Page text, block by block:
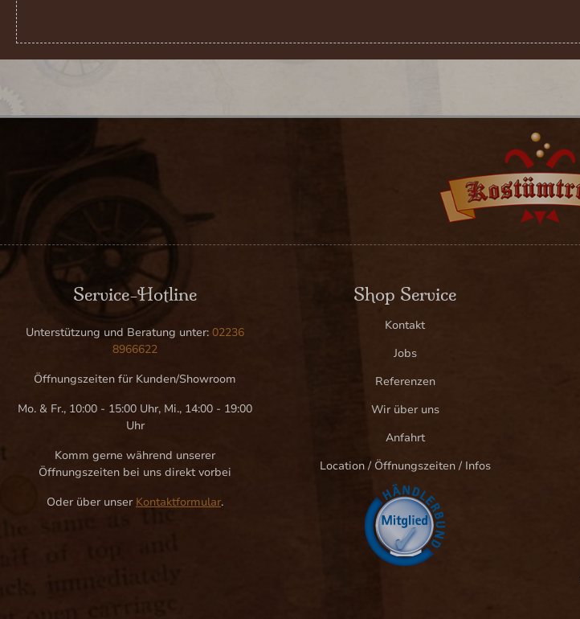
Service-Hotline
Unterstützung und Beratung unter: 02236
8966622
Öffnungszeiten für Kunden/Showroom
Mo. & Fr., 10:00 - 15:00 Uhr, Mi., 14:00 - 19:00
Uhr
Komm gerne während unserer
Öffnungszeiten bei uns direkt vorbei
Oder über unser Kontaktformular.
Shop Service
Kontakt
Jobs
Referenzen
Wir über uns
Anfahrt
Location / Öffnungszeiten / Infos